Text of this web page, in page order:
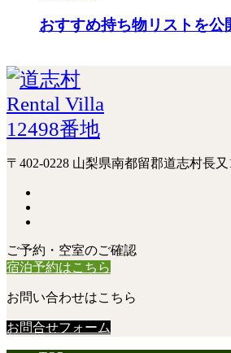
おすすめ持ち物リストを公
〒402-0228 山梨県南都留郡道志村長又
ご予約・空室のご確認
宿泊予約はこちら
お問い合わせはこちら
お問合せフォーム